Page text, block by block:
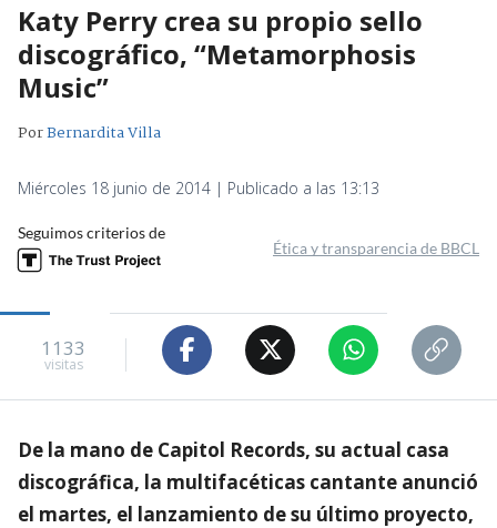
Katy Perry crea su propio sello
discográfico, “Metamorphosis
Music”
PorBernardita Villa
Miércoles 18 junio de 2014 | Publicado a las 13:13
Seguimos criterios de
Ética y transparencia de BBCL
1133
visitas
De la mano de Capitol Records, su actual casa
discográfica, la multifacéticas cantante anunció
el martes, el lanzamiento de su último proyecto,